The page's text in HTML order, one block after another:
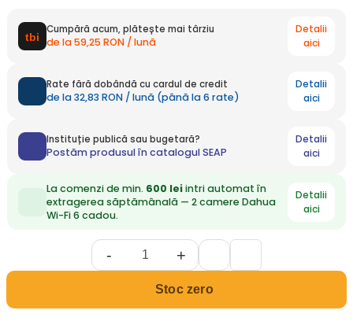
Cumpără acum, plătește mai târziu
de la 59,25 RON / lună
Detalii
aici
Rate fără dobândă cu cardul de credit
de la 32,83 RON / lună (până la 6 rate)
Detalii
aici
Instituție publică sau bugetară?
Postăm produsul în catalogul SEAP
Detalii
aici
La comenzi de min. 600 leiintri automat în
extragerea săptămânală — 2 camere Dahua
Wi-Fi 6 cadou.
Detalii
aici
- +
Stoc zero